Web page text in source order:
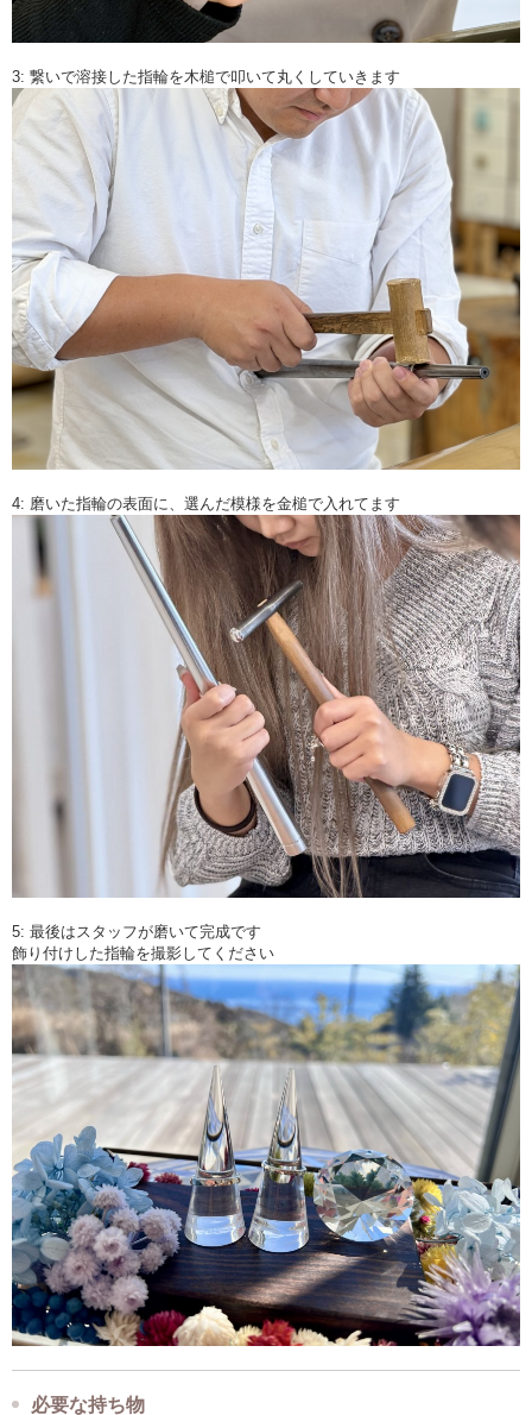
3: 繋いで溶接した指輪を木槌で叩いて丸くしていきます
4: 磨いた指輪の表面に、選んだ模様を金槌で入れてます
5: 最後はスタッフが磨いて完成です
飾り付けした指輪を撮影してください
必要な持ち物